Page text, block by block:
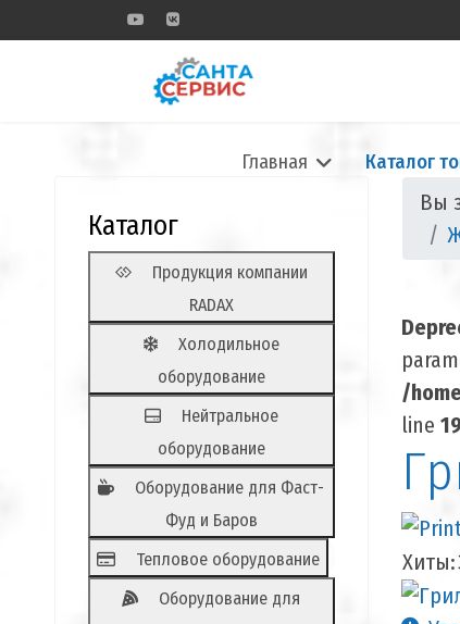
Главная Каталог
Каталог
Продукция компании
RADAX
Холодильное
оборудование
Нейтральное
оборудование
Оборудование для Фаст-
Фуд и Баров
Тепловое оборудование
Оборудование для
Вы
/
line
Хиты: